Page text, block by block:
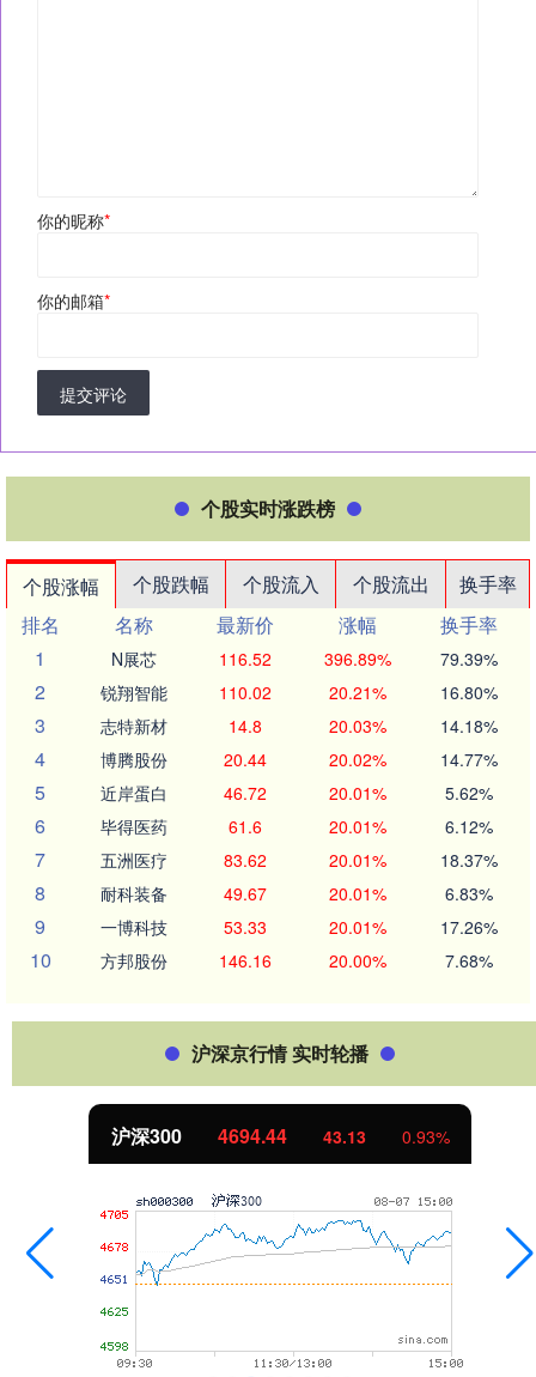
你的昵称*
你的邮箱*
提交评论
个股实时涨跌榜
个股涨幅 个股跌幅 个股流入 个股流出
换手率
排名
名称 最新价 涨幅
换手率
1
N展芯 116.52 396.89% 79.39%
2 锐翔智能 110.02 20.21% 16.80%
3 志特新材 14.8 20.03% 14.18%
4 博腾股份 20.44 20.02% 14.77%
5 近岸蛋白 46.72 20.01% 5.62%
6 毕得医药 61.6 20.01% 6.12%
7 五洲医疗 83.62 20.01% 18.37%
8 耐科装备 49.67 20.01% 6.83%
9 一博科技 53.33 20.01% 17.26%
10 方邦股份 146.16 20.00% 7.68%
沪深京行情 实时轮播
北证50 1134.24 11.37 1.01%